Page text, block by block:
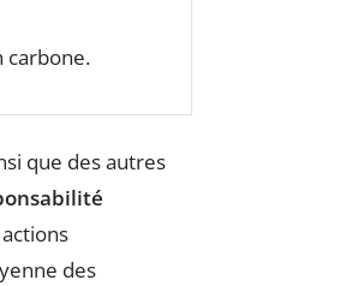
carbone.
que des autres
des